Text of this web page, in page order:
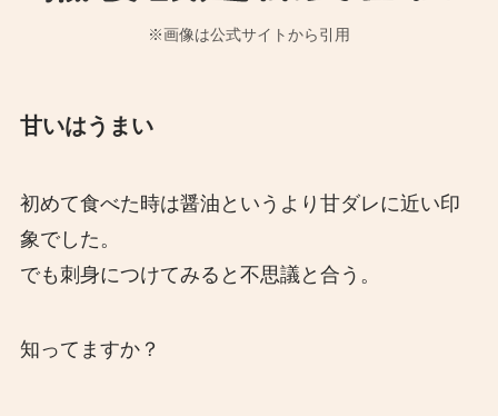
※画像は公式サイトから引用
甘いはうまい
初めて食べた時は醤油というより甘ダレに近い印
象でした。
でも刺身につけてみると不思議と合う。
知ってますか？